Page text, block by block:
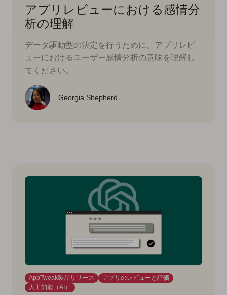
アプリレビューにおける感情分
析の理解
データ駆動型の決定を行うために、アプリレビ
ューにおけるユーザー感情分析の意味を理解し
てください。
Georgia Shepherd
AppTweak製品リリース
アプリのレビューと評価
人工知能（AI）